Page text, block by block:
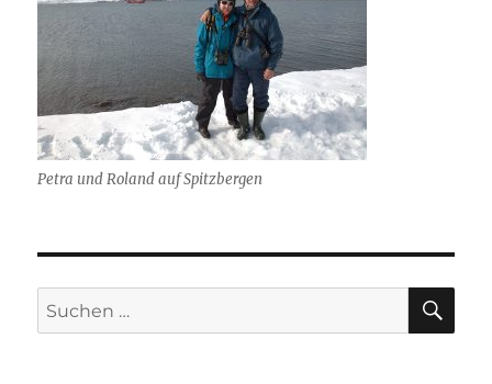
Petra und Roland auf Spitzbergen
Suchen
nach: